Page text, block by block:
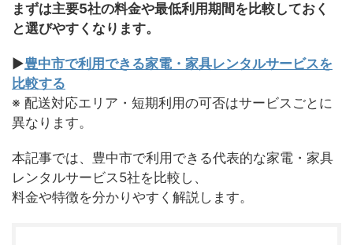
まずは主要5社の料金や最低利用期間を比較しておく
と選びやすくなります。
▶豊中市で利用できる家電・家具レンタルサービスを
比較する
※ 配送対応エリア・短期利用の可否はサービスごとに
異なります。
本記事では、豊中市で利用できる代表的な家電・家具
レンタルサービス5社を比較し、
料金や特徴を分かりやすく解説します。